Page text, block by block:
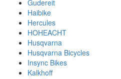
Gudereit
Haibike
Hercules
HOHEACHT
Husqvarna
Husqvarna Bicycles
Insync Bikes
Kalkhoff